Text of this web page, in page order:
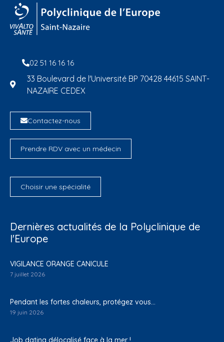
02 51 16 16 16
33 Boulevard de l'Université BP 70428 44615 SAINT-
NAZAIRE CEDEX
Contactez-nous
Prendre RDV avec un médecin
Choisir une spécialité
Dernières actualités de la Polyclinique de
l'Europe
VIGILANCE ORANGE CANICULE
7 juillet 2026
Pendant les fortes chaleurs, protégez vous…
19 juin 2026
Job dating délocalisé face à la mer !